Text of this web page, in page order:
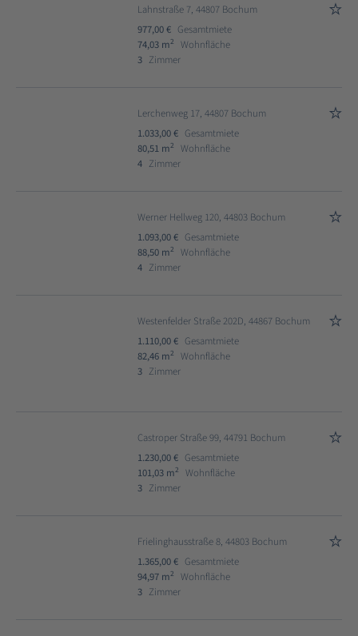
Lahnstraße 7, 44807 Bochum
977,00 € Gesamtmiete
74,03 m2
Wohnfläche
3 Zimmer
Lerchenweg 17, 44807 Bochum
1.033,00 € Gesamtmiete
80,51 m2
Wohnfläche
4 Zimmer
Werner Hellweg 120, 44803 Bochum
1.093,00 € Gesamtmiete
88,50 m2
Wohnfläche
4 Zimmer
Westenfelder Straße 202D, 44867 Bochum
1.110,00 € Gesamtmiete
82,46 m2
Wohnfläche
3 Zimmer
Castroper Straße 99, 44791 Bochum
1.230,00 € Gesamtmiete
101,03 m2
Wohnfläche
3 Zimmer
Frielinghausstraße 8, 44803 Bochum
1.365,00 € Gesamtmiete
94,97 m2
Wohnfläche
3 Zimmer